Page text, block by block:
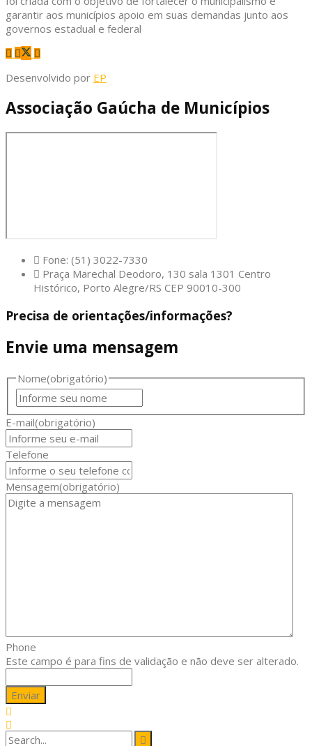
garantir aos municípios apoio em suas demandas junto aos
governos estadual e federal
Desenvolvido por EP
Associação Gaúcha de Municípios
Fone: (51) 3022-7330
Praça Marechal Deodoro, 130 sala 1301 Centro
Histórico, Porto Alegre/RS CEP 90010-300
Precisa de orientações/informações?
Envie uma mensagem
Nome(obrigatório)
E-mail(obrigatório)
Telefone
Mensagem(obrigatório)
Phone
Este campo é para fins de validação e não deve ser alterado.